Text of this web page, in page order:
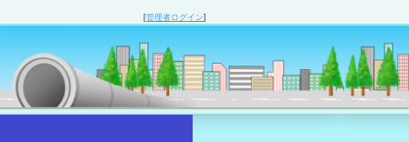
[管理者ログイン]